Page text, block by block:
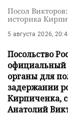
Посол
историка
5 августа 2026,
Посольство
официальный
органы для
задержании
Кирпиченка,
Анатолий